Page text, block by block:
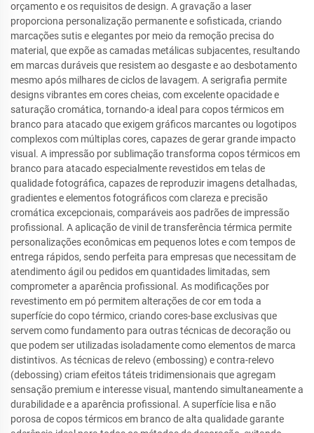
orçamento e os requisitos de design. A gravação a laser
proporciona personalização permanente e sofisticada, criando
marcações sutis e elegantes por meio da remoção precisa do
material, que expõe as camadas metálicas subjacentes, resultando
em marcas duráveis que resistem ao desgaste e ao desbotamento
mesmo após milhares de ciclos de lavagem. A serigrafia permite
designs vibrantes em cores cheias, com excelente opacidade e
saturação cromática, tornando-a ideal para copos térmicos em
branco para atacado que exigem gráficos marcantes ou logotipos
complexos com múltiplas cores, capazes de gerar grande impacto
visual. A impressão por sublimação transforma copos térmicos em
branco para atacado especialmente revestidos em telas de
qualidade fotográfica, capazes de reproduzir imagens detalhadas,
gradientes e elementos fotográficos com clareza e precisão
cromática excepcionais, comparáveis aos padrões de impressão
profissional. A aplicação de vinil de transferência térmica permite
personalizações econômicas em pequenos lotes e com tempos de
entrega rápidos, sendo perfeita para empresas que necessitam de
atendimento ágil ou pedidos em quantidades limitadas, sem
comprometer a aparência profissional. As modificações por
revestimento em pó permitem alterações de cor em toda a
superfície do copo térmico, criando cores-base exclusivas que
servem como fundamento para outras técnicas de decoração ou
que podem ser utilizadas isoladamente como elementos de marca
distintivos. As técnicas de relevo (embossing) e contra-relevo
(debossing) criam efeitos táteis tridimensionais que agregam
sensação premium e interesse visual, mantendo simultaneamente a
durabilidade e a aparência profissional. A superfície lisa e não
porosa de copos térmicos em branco de alta qualidade garante